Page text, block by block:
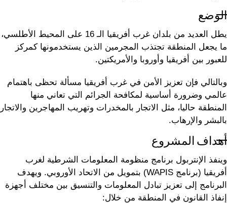
الوضع
يطل العديد من بلدان غرب أفريقيا الـ 16 على المحيط الأطلسي،
ما يجعل المنطقة تجتذب المجرمين الذين يستخدمونها كمركز
للعبور بين أفريقيا وأوروبا والأمريكتين.
وبالتالي فإن تعزيز الأمن في غرب أفريقيا مسألة تحظى باهتمام
عالمي وضرورة أساسية لمكافحة الجرائم التي تعاني منها
المنطقة حاليا، مثل الاتجار بالمخدرات وتهريب المهاجرين والاتجار
بالبشر والإرهاب.
أهداف المشروع
وينفذ الإنتربول برنامج منظومة المعلومات الشرطية لغرب
أفريقيا (برنامج WAPIS) بتمويل من الاتحاد الأوروبي. ويهدف
البرنامج إلى تعزيز تبادل المعلومات والتنسيق بين مختلف أجهزة
إنفاذ القانون في المنطقة من خلال: